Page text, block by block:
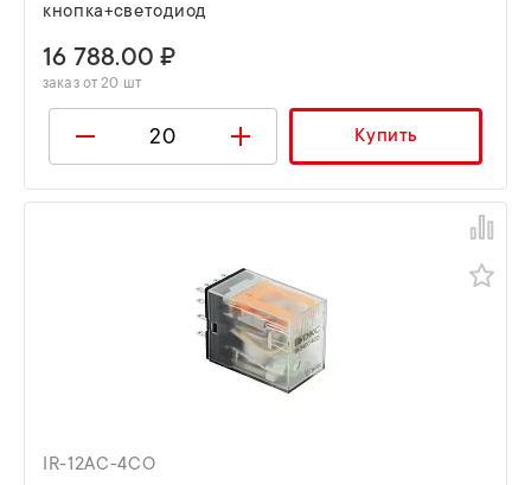
кнопка+светодиод
16 788.00 ₽
заказ от 20 шт
Купить
IR-12AC-4CO